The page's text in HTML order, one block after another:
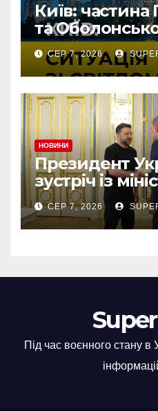
Київ: частина
та
тимчасово
аварію
СЕР 7, 2026
НОВИНИ
Президент
зустріч із
закордонних
Байрамовим
СЕР 7, 2026
Під час воєнного стану в